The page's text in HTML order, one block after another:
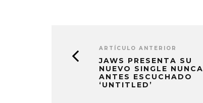
ARTÍCULO ANTERIOR
JAWS PRESENTA SU
NUEVO SINGLE NUNCA
ANTES ESCUCHADO
‘UNTITLED’